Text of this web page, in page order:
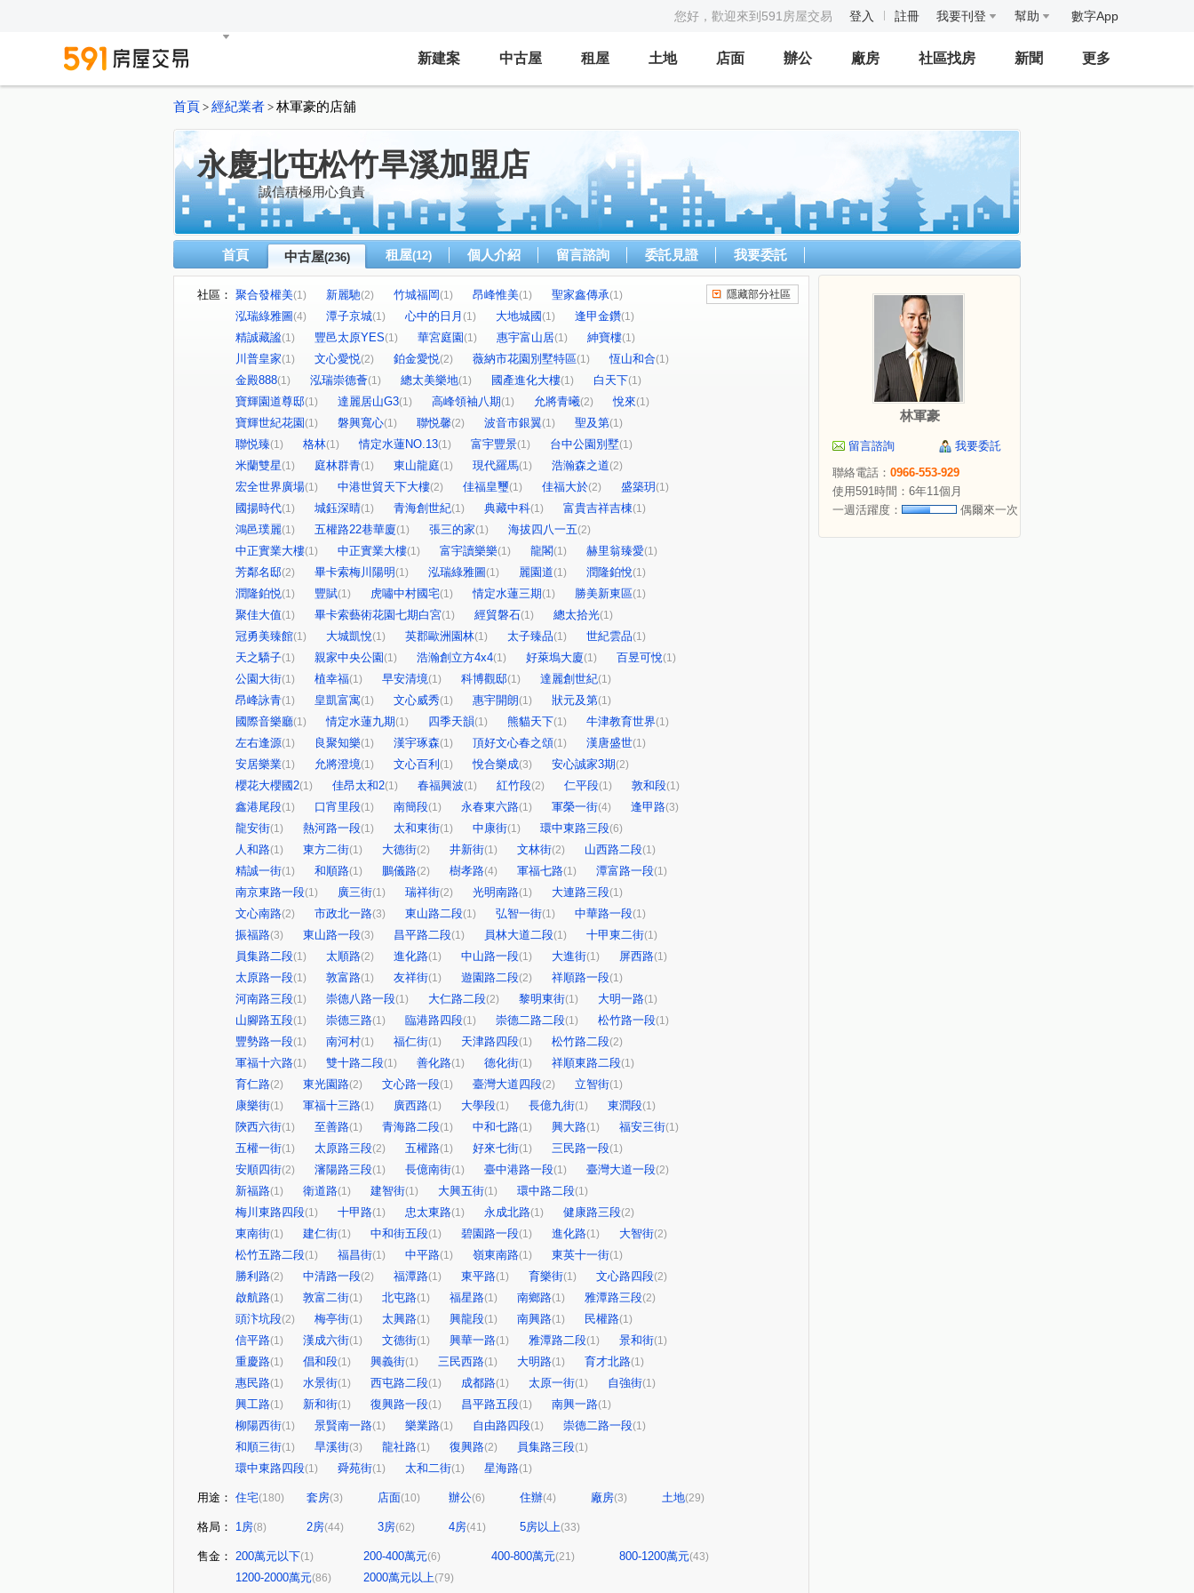
您好，歡迎來到591房屋交易 登入 註冊 我要刊登 幫助 數字App
新建案 中古屋 租屋 土地 店面 辦公 廠房 社區找房 新聞 更多
首頁 > 經紀業者 > 林軍豪的店舖
永慶北屯松竹旱溪加盟店
誠信積極用心負責
首頁 中古屋(236) 租屋(12) 個人介紹 留言諮詢 委託見證 我要委託
社區： 聚合發權美(1) 新麗馳(2) 竹城福岡(1) 昂峰惟美(1) 聖家鑫傳承(1)
泓瑞綠雅圖(4) 潭子京城(1) 心中的日月 (1) 大地城國(1) 逢甲金鑽(1)
精誠藏謐(1) 豐邑太原YES(1) 華宮庭園(1) 惠宇富山居(1) 紳寶樓(1)
川普皇家(1) 文心愛悦(2) 鉑金愛悦(2) 薇納市花園別墅特區(1) 恆山和合(1)
金殿888(1) 泓瑞崇德薈(1) 總太美樂地(1) 國產進化大樓(1) 白天下(1)
寶輝園道尊邸(1) 達麗居山G3(1) 高峰領袖八期(1) 允將青曦(2) 悅來(1)
寶輝世紀花園 (1) 磐興寬心(1) 聯悦馨(2) 波音市銀翼(1) 聖及第(1)
聯悦臻(1) 格林(1) 情定水蓮NO.13(1) 富宇豐景(1) 台中公園別墅(1)
米蘭雙星(1) 庭林群青(1) 東山龍庭(1) 現代羅馬(1) 浩瀚森之道(2)
宏全世界廣場(1) 中港世貿天下大樓(2) 佳福皇璽(1) 佳福大於(2) 盛築玥 (1)
國揚時代(1) 城鈺深晴(1) 青海創世紀(1) 典藏中科(1) 富貴吉祥吉棟(1)
鴻邑璞麗(1) 五權路22巷華廈(1) 張三的家(1) 海拔四八一五(2)
中正實業大樓(1) 中正實業大樓(1) 富宇讀樂樂(1) 龍閣(1) 赫里翁臻愛(1)
芳鄰名邸(2) 畢卡索梅川陽明 (1) 泓瑞綠雅圖 (1) 麗園道(1) 潤隆鉑悅(1)
潤隆鉑悦(1) 豐賦(1) 虎嘯中村國宅(1) 情定水蓮三期(1) 勝美新東區(1)
聚佳大值(1) 畢卡索藝術花園七期白宮(1) 經貿磐石(1) 總太拾光(1)
冠勇美臻館(1) 大城凱悅(1) 英郡歐洲園林(1) 太子臻品(1) 世紀雲品(1)
天之驕子(1) 親家中央公園 (1) 浩瀚創立方4x4(1) 好萊塢大廈(1) 百昱可悅(1)
公園大街(1) 植幸福(1) 早安清境(1) 科博觀邸(1) 達麗創世紀(1)
昂峰詠青(1) 皇凱富寓(1) 文心威秀(1) 惠宇開朗(1) 狀元及第(1)
國際音樂廳(1) 情定水蓮九期(1) 四季天韻(1) 熊貓天下(1) 牛津教育世界(1)
左右逢源(1) 良聚知樂(1) 漢宇琢森(1) 頂好文心春之頌(1) 漢唐盛世(1)
安居樂業(1) 允將澄境(1) 文心百利 (1) 悅合樂成(3) 安心誠家3期(2)
櫻花大櫻國2(1) 佳昂太和2(1) 春福興波(1) 紅竹段(2) 仁平段(1) 敦和段(1)
鑫港尾段(1) 口宵里段(1) 南簡段(1) 永春東六路(1) 軍榮一街(4) 逢甲路(3)
龍安街(1) 熱河路一段(1) 太和東街(1) 中康街(1) 環中東路三段(6)
人和路(1) 東方二街(1) 大德街(2) 井新街(1) 文林街(2) 山西路二段(1)
精誠一街(1) 和順路(1) 鵬儀路(2) 樹孝路(4) 軍福七路(1) 潭富路一段(1)
南京東路一段(1) 廣三街(1) 瑞祥街(2) 光明南路(1) 大連路三段(1)
文心南路(2) 市政北一路(3) 東山路二段(1) 弘智一街(1) 中華路一段(1)
振福路(3) 東山路一段(3) 昌平路二段(1) 員林大道二段(1) 十甲東二街(1)
員集路二段(1) 太順路(2) 進化路(1) 中山路一段(1) 大進街(1) 屏西路(1)
太原路一段(1) 敦富路(1) 友祥街(1) 遊園路二段(2) 祥順路一段(1)
河南路三段(1) 崇德八路一段(1) 大仁路二段(2) 黎明東街(1) 大明一路(1)
山腳路五段(1) 崇德三路(1) 臨港路四段(1) 崇德二路二段(1) 松竹路一段(1)
豐勢路一段(1) 南河村(1) 福仁街(1) 天津路四段(1) 松竹路二段(2)
軍福十六路(1) 雙十路二段(1) 善化路(1) 德化街(1) 祥順東路二段(1)
育仁路(2) 東光園路(2) 文心路一段(1) 臺灣大道四段(2) 立智街(1)
康樂街(1) 軍福十三路(1) 廣西路(1) 大學段(1) 長億九街(1) 東潤段(1)
陝西六街(1) 至善路(1) 青海路二段(1) 中和七路(1) 興大路(1) 福安三街(1)
五權一街(1) 太原路三段(2) 五權路(1) 好來七街(1) 三民路一段(1)
安順四街(2) 瀋陽路三段(1) 長億南街(1) 臺中港路一段(1) 臺灣大道一段(2)
新福路(1) 衛道路(1) 建智街(1) 大興五街(1) 環中路二段(1)
梅川東路四段(1) 十甲路(1) 忠太東路(1) 永成北路(1) 健康路三段(2)
東南街(1) 建仁街(1) 中和街五段(1) 碧園路一段(1) 進化路(1) 大智街(2)
松竹五路二段(1) 福昌街(1) 中平路(1) 嶺東南路(1) 東英十一街(1)
勝利路(2) 中清路一段(2) 福潭路(1) 東平路(1) 育樂街(1) 文心路四段(2)
啟航路(1) 敦富二街(1) 北屯路(1) 福星路(1) 南鄉路(1) 雅潭路三段(2)
頭汴坑段(2) 梅亭街(1) 太興路(1) 興龍段(1) 南興路(1) 民權路(1)
信平路(1) 漢成六街(1) 文德街(1) 興華一路(1) 雅潭路二段(1) 景和街(1)
重慶路(1) 倡和段(1) 興義街(1) 三民西路(1) 大明路(1) 育才北路(1)
惠民路(1) 水景街(1) 西屯路二段(1) 成都路(1) 太原一街(1) 自強街(1)
興工路(1) 新和街(1) 復興路一段(1) 昌平路五段(1) 南興一路(1)
柳陽西街(1) 景賢南一路(1) 樂業路(1) 自由路四段(1) 崇德二路一段(1)
和順三街(1) 旱溪街(3) 龍社路(1) 復興路(2) 員集路三段(1)
環中東路四段(1) 舜苑街(1) 太和二街(1) 星海路(1)
隱藏部分社區
用途： 住宅(180) 套房(3) 店面(10) 辦公(6) 住辦(4) 廠房(3) 土地(29)
格局： 1房(8) 2房(44) 3房(62) 4房(41) 5房以上(33)
售金： 200萬元以下(1) 200-400萬元(6) 400-800萬元(21) 800-1200萬元(43)
1200-2000萬元(86) 2000萬元以上(79)
林軍豪
留言諮詢
我要委託
聯絡電話： 0966-553-929
使用591時間：6年11個月
一週活躍度：
偶爾來一次